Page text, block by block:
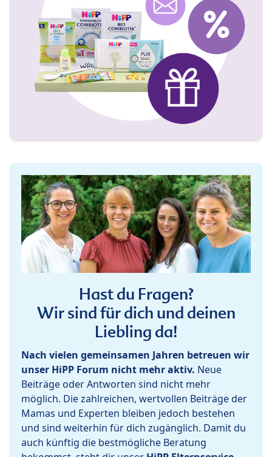
Hast du Fragen?
Wir sind für dich und deinen
Liebling da!
Nach vielen gemeinsamen Jahren betreuen wir
unser HiPP Forum nicht mehr aktiv. Neue
Beiträge oder Antworten sind nicht mehr
möglich. Die zahlreichen, wertvollen Beiträge der
Mamas und Experten bleiben jedoch bestehen
und sind weiterhin für dich zugänglich. Damit du
auch künftig die bestmögliche Beratung